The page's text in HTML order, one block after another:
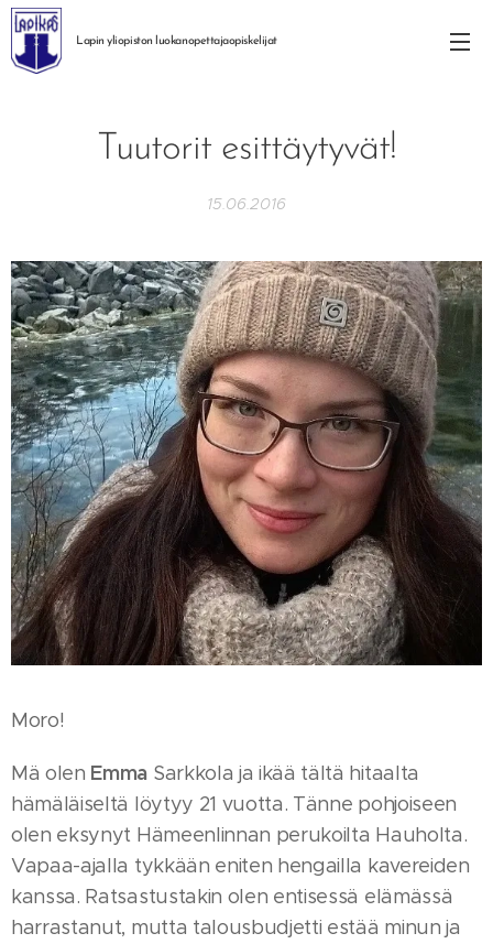
Lapin yliopiston luokanopettajaopiskelijat
Tuutorit esittäytyvät!
15.06.2016
Moro!
Mä olen Emma Sarkkola ja ikää tältä hitaalta
hämäläiseltä löytyy 21 vuotta. Tänne pohjoiseen
olen eksynyt Hämeenlinnan perukoilta Hauholta.
Vapaa-ajalla tykkään eniten hengailla kavereiden
kanssa. Ratsastustakin olen entisessä elämässä
harrastanut, mutta talousbudjetti estää minun ja